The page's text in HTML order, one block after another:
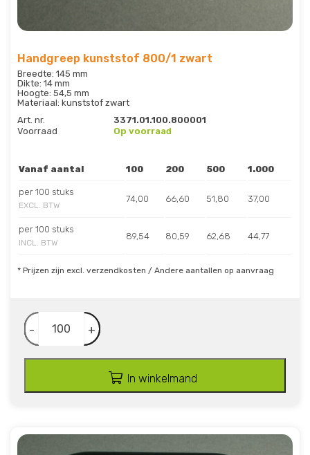
Handgreep kunststof 800/1 zwart
Breedte: 145 mm
Dikte: 14 mm
Hoogte: 54,5 mm
Materiaal: kunststof zwart
Art. nr.
3371.01.100.800001
Voorraad
Op voorraad
Vanaf aantal 100 200 500 1.000
per 100 stuks
EXCL. BTW
74,00 66,60 51,80 37,00
per 100 stuks
INCL. BTW
89,54 80,59 62,68 44,77
* Prijzen zijn excl. verzendkosten / Andere aantallen op aanvraag
- +
In winkelmand